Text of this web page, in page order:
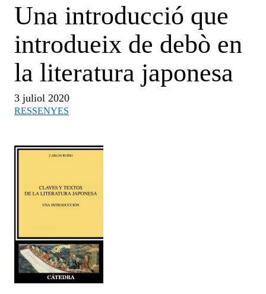
Una introducció que
introdueix de debò en
la literatura japonesa
3 juliol 2020
RESSENYES